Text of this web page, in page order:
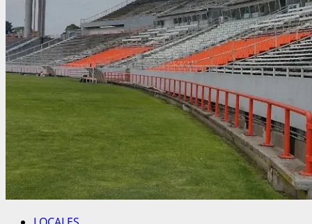
financiaran
con
el
boleto
y
se
incluyó
una
cláusula
antimonopólica